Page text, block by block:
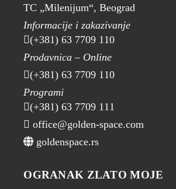
TC „Milenijum“, Beograd
Informacije i zakazivanje
(+381) 63 7709 110
Prodavnica – Online
(+381) 63 7709 110
Programi
(+381) 63 7709 111
office@golden-space.com
goldenspace.rs
OGRANAK ZLATO MOJE